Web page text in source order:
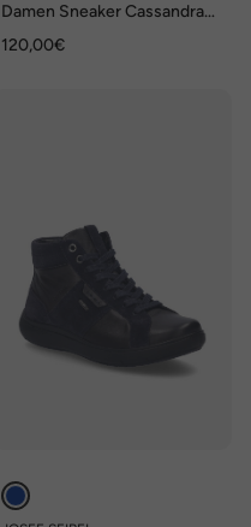
Damen Sneaker Cassandra
120,00€